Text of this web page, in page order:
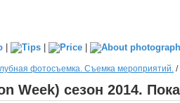
| | |
фотосъемка. Съемка мероприятий. /
сезон 2014.